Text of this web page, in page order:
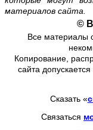
материалов сайта.
©
Все материалы
Копирование,
сайта
Сказать «
Связаться